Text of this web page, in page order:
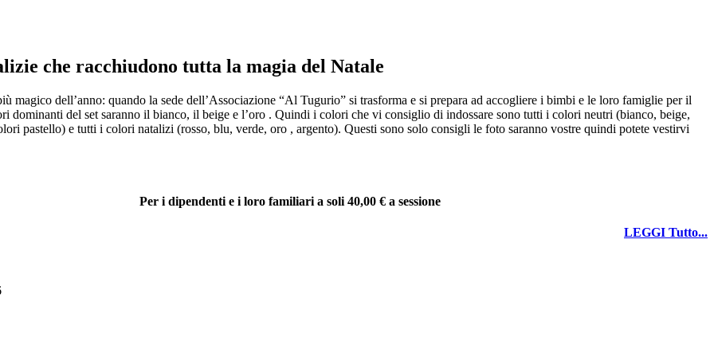
che racchiudono tutta la magia del Natale
magico dell’anno: quando la sede dell’Associazione “Al Tugurio” si trasforma e si prepara ad accogliere i bimbi e le loro famiglie per il
dominanti del set saranno il bianco, il beige e l’oro . Quindi i colori che vi consiglio di indossare sono tutti i colori neutri (bianco, beige,
pastello) e tutti i colori natalizi (rosso, blu, verde, oro , argento). Questi sono solo consigli le foto saranno vostre quindi potete vestirvi
Per i dipendenti e i loro familiari a soli 40,00 € a sessione
LEGGI Tutto...